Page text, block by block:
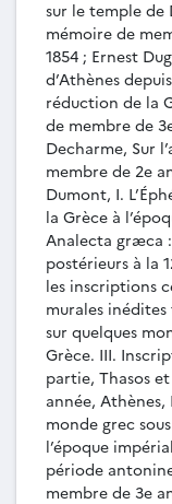
cuite,
EFA, 1959.
MEM-
monuments
de membre
MEM-
de coupes
Athènes,
Athènes, EFA,
MEM-
de la
mémoire de
1972.
MEM-
des
édition
année,
MEM-
du banquet
de membre
sur le temple de
mémoire de
1854 ; Ernest
d’Athènes
réduction de la
de membre de
Decharme, Sur
membre de 2e
Dumont, I.
la Grèce à
Analecta græca
postérieurs à la
les inscriptions
murales inédites
sur quelques
Grèce. III.
partie, Thasos
année, Athènes,
monde grec
l’époque
période
membre de 3e